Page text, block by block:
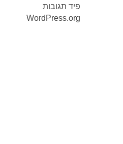
פיד תגובות
WordPress.org